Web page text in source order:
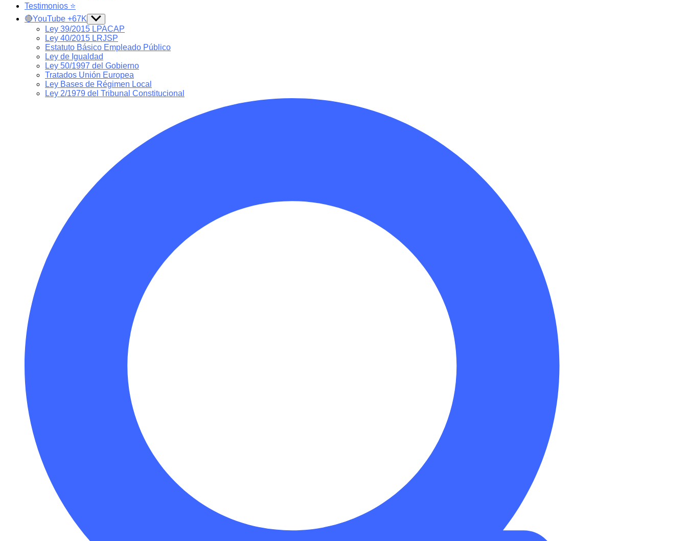
Testimonios ⭐️
🔴YouTube +67K Show
sub
menu
Ley 39/2015 LPACAP
Ley 40/2015 LRJSP
Estatuto Básico Empleado Público
Ley de Igualdad
Ley 50/1997 del Gobierno
Tratados Unión Europea
Ley Bases de Régimen Local
Ley 2/1979 del Tribunal Constitucional